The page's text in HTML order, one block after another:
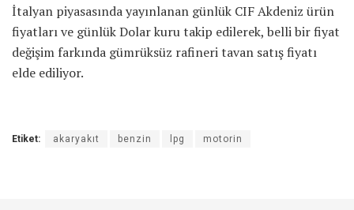
İtalyan piyasasında yayınlanan günlük CIF Akdeniz ürün
fiyatları ve günlük Dolar kuru takip edilerek, belli bir fiyat
değişim farkında gümrüksüz rafineri tavan satış fiyatı
elde ediliyor.
Etiket: akaryakıt benzin lpg motorin